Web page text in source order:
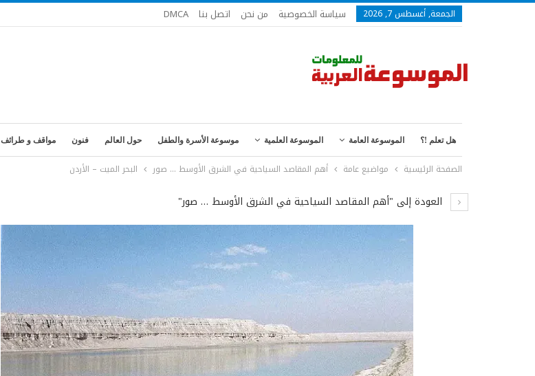
الجمعة, أغسطس 7, 2026 سياسة الخصوصية من نحن اتصل بنا DMCA
هل تعلم !؟ الموسوعة العامة الموسوعة العلمية موسوعة الأسرة والطفل حول العالم فنون مواقف و طرائف
الصفحة الرئيسية مواضيع عامة أهم المقاصد السياحية في الشرق الأوسط … صور البحر الميت – الأردن
العودة إلى "أهم المقاصد السياحية في الشرق الأوسط … صور"